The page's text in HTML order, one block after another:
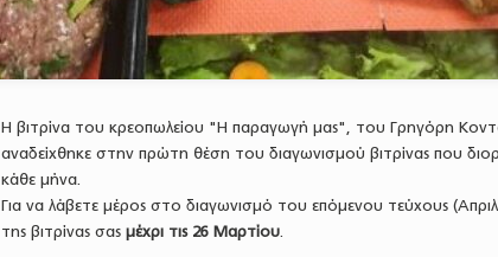
Η βιτρίνα του κρεοπωλείου "Η παραγωγή μας", του Γρηγόρη
αναδείχθηκε στην πρώτη θέση του διαγωνισμού βιτρίνας που
κάθε μήνα.
Για να λάβετε μέρος στο διαγωνισμό του επόμενου τεύχους
της βιτρίνας σαςμέχρι τις 26 Μαρτίου.